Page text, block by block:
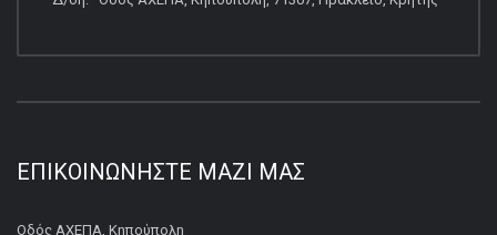
ΕΠΙΚΟΙΝΩΝΉΣΤΕ ΜΑΖΊ ΜΑΣ
Οδός ΑΧΕΠΑ, Κηπούπολη